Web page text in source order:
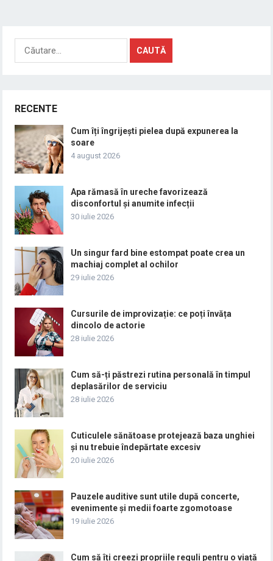
Caută
RECENTE
Cum îți îngrijești pielea după expunerea la
soare
4 august 2026
Apa rămasă în ureche favorizează
disconfortul și anumite infecții
30 iulie 2026
Un singur fard bine estompat poate crea un
machiaj complet al ochilor
29 iulie 2026
Cursurile de improvizație: ce poți învăța
dincolo de actorie
28 iulie 2026
Cum să-ți păstrezi rutina personală în timpul
deplasărilor de serviciu
28 iulie 2026
Cuticulele sănătoase protejează baza unghiei
și nu trebuie îndepărtate excesiv
20 iulie 2026
Pauzele auditive sunt utile după concerte,
evenimente și medii foarte zgomotoase
19 iulie 2026
Cum să îți creezi propriile reguli pentru o viață